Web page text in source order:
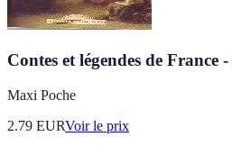
Contes et légendes de France
Maxi Poche
2.79 EURVoir le prix